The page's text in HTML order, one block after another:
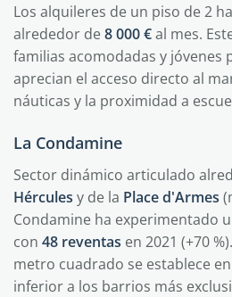
Los alquileres de un piso de 2
alrededor de8 000 €al mes.
familias acomodadas y jóvenes
aprecian el acceso directo al
náuticas y la proximidad a
La Condamine
Sector dinámico articulado
Hércules y de la Place d'Armes
Condamine ha experimentado
con 48 reventas en 2021 (+70
metro cuadrado se establece en
inferior a los barrios más